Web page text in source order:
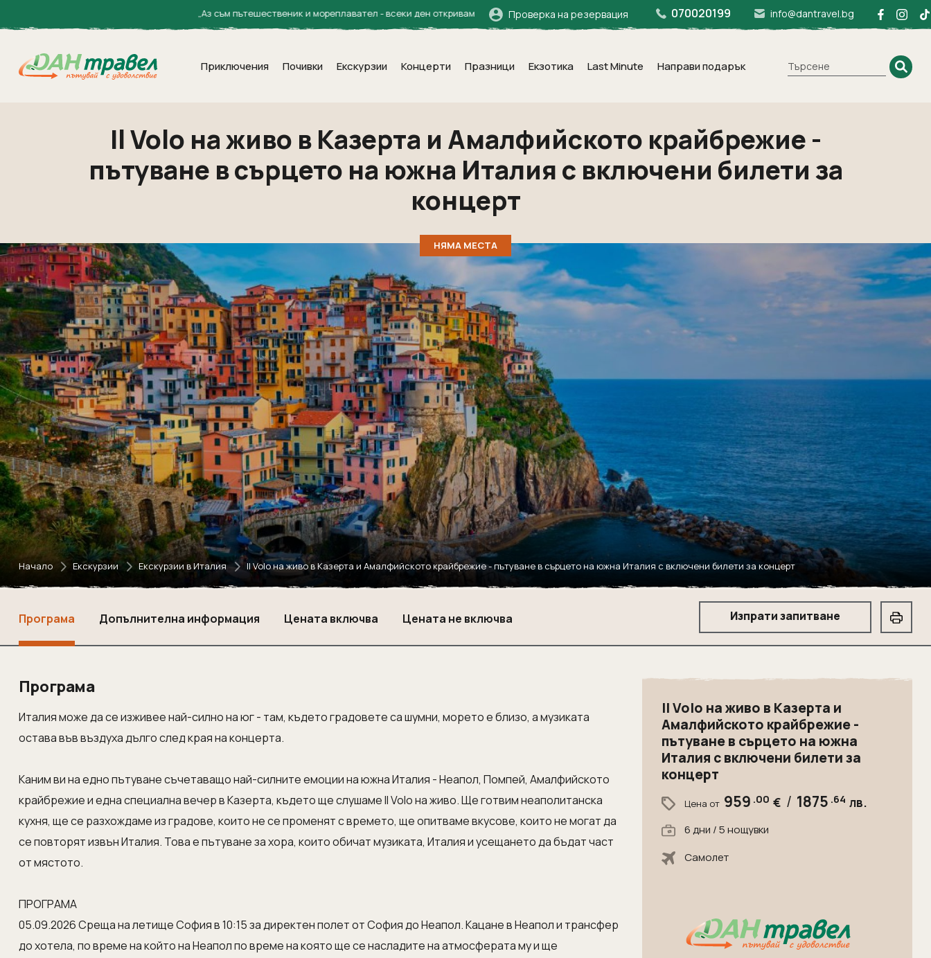
„Аз съм пътешественик и мореплавател - всеки ден откривам нови земи в душата си.“ Халил Джубран
Проверка на резервация 070020199 info@dantravel.bg
Приключения Почивки Екскурзии Концерти Празници Екзотика Last Minute Направи подарък
Il Volo на живо в Казерта и Амалфийското крайбрежие -
пътуване в сърцето на южна Италия с включени билети за
концерт
НЯМА МЕСТА
Начало Екскурзии Екскурзии в Италия Il Volo на живо в Казерта и Амалфийското крайбрежие - пътуване в сърцето на южна Италия с включени билети за концерт
Програма Допълнителна информация Цената включва Цената не включва Изпрати запитване
Програма
Италия може да се изживее най-силно на юг - там, където градовете са шумни, морето е близо, а музиката
остава във въздуха дълго след края на концерта.
Каним ви на едно пътуване съчетаващо най-силните емоции на южна Италия - Неапол, Помпей, Амалфийското
крайбрежие и една специална вечер в Казерта, където ще слушаме Il Volo на живо. Ще готвим неаполитанска
кухня, ще се разхождаме из градове, които не се променят с времето, ще опитваме вкусове, които не могат да
се повторят извън Италия. Това е пътуване за хора, които обичат музиката, Италия и усещането да бъдат част
от мястото.
ПРОГРАМА
05.09.2026 Среща на летище София в 10:15 за директен полет от София до Неапол. Кацане в Неапол и трансфер
до хотела, по време на който на Неапол по време на която ще се насладите на атмосферата му и ще
Il Volo на живо в Казерта и
Амалфийското крайбрежие -
пътуване в сърцето на южна
Италия с включени билети за
концерт
Цена от 959 .00 € / 1875 .64 лв.
6 дни / 5 нощувки
Самолет